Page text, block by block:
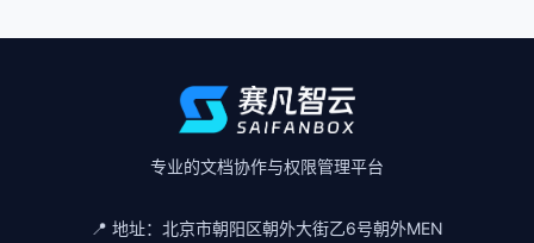
专业的文档协作与权限管理平台
📍 地址： 北京市朝阳区朝外大街乙6号朝外MEN